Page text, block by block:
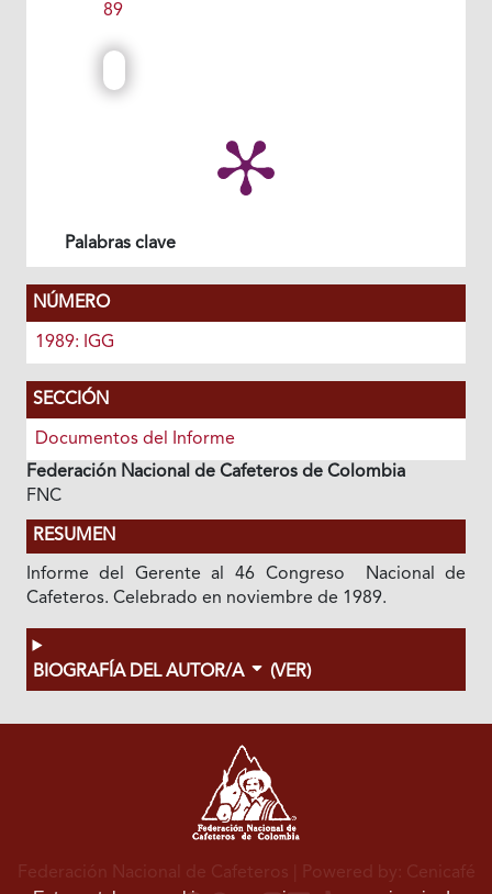
89
Palabras clave
NÚMERO
1989: IGG
SECCIÓN
Documentos del Informe
Federación Nacional de Cafeteros de Colombia
FNC
RESUMEN
Informe del Gerente al 46 Congreso Nacional de
Cafeteros. Celebrado en noviembre de 1989.
BIOGRAFÍA DEL AUTOR/A (VER)
Federación Nacional de Cafeteros | Powered by: Cenicafé